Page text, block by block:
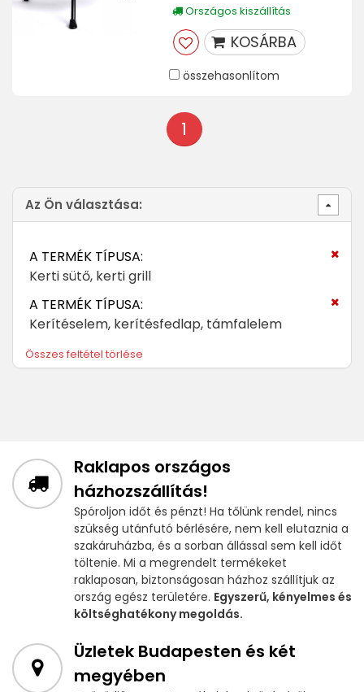
Országos kiszállítás
KOSÁRBA
összehasonlítom
1
Az Ön választása:
A TERMÉK TÍPUSA:
Kerti sütő, kerti grill
A TERMÉK TÍPUSA:
Kerítéselem, kerítésfedlap, támfalelem
Összes feltétel törlése
Raklapos országos
házhozszállítás!
Spóroljon időt és pénzt! Ha tőlünk rendel, nincs
szükség utánfutó bérlésére, nem kell elutaznia a
szakáruházba, és a sorban állással sem kell időt
töltenie. Mi a megrendelt termékeket
raklaposan, biztonságosan házhoz szállítjuk az
ország egész területére. Egyszerű, kényelmes és
költséghatékony megoldás.
Üzletek Budapesten és két
megyében